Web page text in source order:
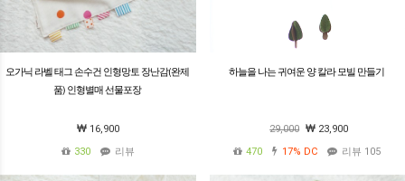
오가닉 라벨 태그 손수건 인형망토 장난감(완제
품) 인형별매 선물포장
16,900
330
리뷰
하늘을 나는 귀여운 양 칼라 모빌 만들기
29,000
23,900
470
17% DC 리뷰 105